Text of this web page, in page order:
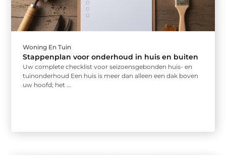
Woning En Tuin
Stappenplan voor onderhoud in huis en buiten
Uw complete checklist voor seizoensgebonden huis- en
tuinonderhoud Een huis is meer dan alleen een dak boven
uw hoofd; het ...